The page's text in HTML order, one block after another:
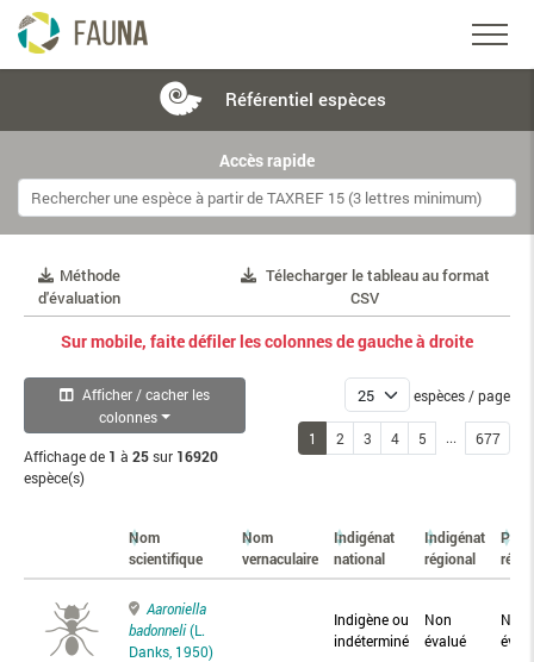
Référentiel espèces
Accès rapide
Méthode
d'évaluation
Télecharger le tableau au format
CSV
Sur mobile, faite défiler les colonnes de gauche à droite
Afficher / cacher les
colonnes
Affichage de 1 à 25sur 16920
espèce(s)
espèces / page
1 2 3 4 5 ... 677
Nom
scientifique
Nom
vernaculaire
Indigénat
national
Indigénat
régional
Aaroniella
badonneli(L.
Danks, 1950)
Indigène ou
indéterminé
Non
évalué
Non